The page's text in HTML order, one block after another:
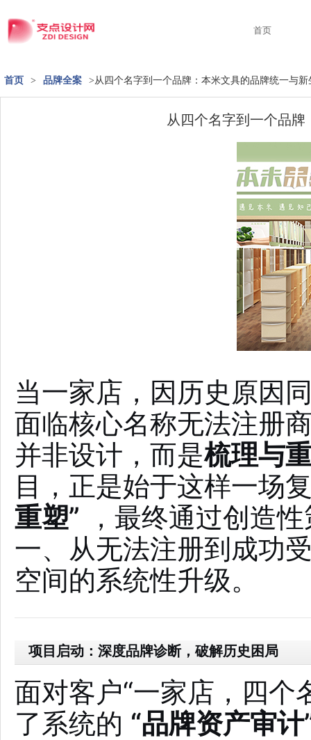
首页
首页 > 品牌全案 >从四个名字到一个品牌：本米文具的品牌统一与新
从四个名字到一个品
当一家店，因历史原因
面临核心名称无法注册
并非设计，而是梳理与
目，正是始于这样一场
重塑” ，最终通过创造
一、从无法注册到成功
空间的系统性升级。
项目启动：深度品牌诊断，破解历史困局
面对客户“一家店，四个
了系统的 “品牌资产审计